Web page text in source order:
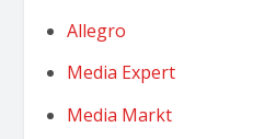
Allegro
Media Expert
Media Markt